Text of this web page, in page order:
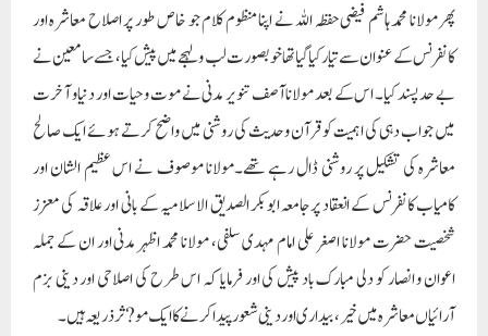
پھر مولانا محمد ہاشم فیضی حفظہ اللہ نے اپنا منظوم کلام جو خاص طور پر اصلاح معاشرہ اور
کانفرنس کے عنوان سے تیار کیا گیا تھاخوبصورت لب و لہجے میں پیش کیا، جسے سامعین نے
بے حد پسند کیا۔ اس کے بعد مولانا آصف تنویر مدنی نے موت و حیات اور دنیا و آخرت
میں جواب دہی کی اہمیت کو قرآن و حدیث کی روشنی میں واضح کرتے ہوئے ایک صالح
معاشرہ کی تشکیل پر روشنی ڈال رہے تھے۔مولانا موصوف نے اس عظیم الشان اور
کامیاب کانفرنس کے انعقاد پرجامعہ ابوبکر الصدیق الاسلامیہ کے بانی اور علاقہ کی معزز
شخصیت حضرت مولانا اصغر علی امام مہدی سلفی، مولانا محمد اظہر مدنی اور ان کے جملہ
اعوان و انصار کو دلی مبارک باد پیش کی اور فرمایا کہ اس طرح کی اصلاحی اور دینی بزم
آرائیاں معاشرہ میں خیر، بیداری اور دینی شعور پیدا کرنے کا ایک مو?ثر ذریعہ ہیں۔